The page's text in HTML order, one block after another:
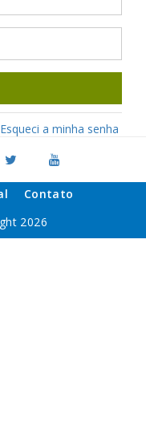
Esqueci a minha senha
Contato
2026